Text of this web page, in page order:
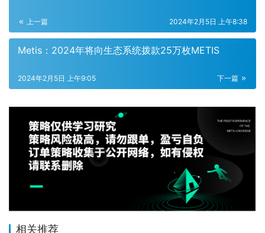
上一篇 2024年2月5日 上午8:38
Metis：2024年将向生态系统拨款25万枚METIS
下一篇
2024年2月5日 上午9:05
相关推荐